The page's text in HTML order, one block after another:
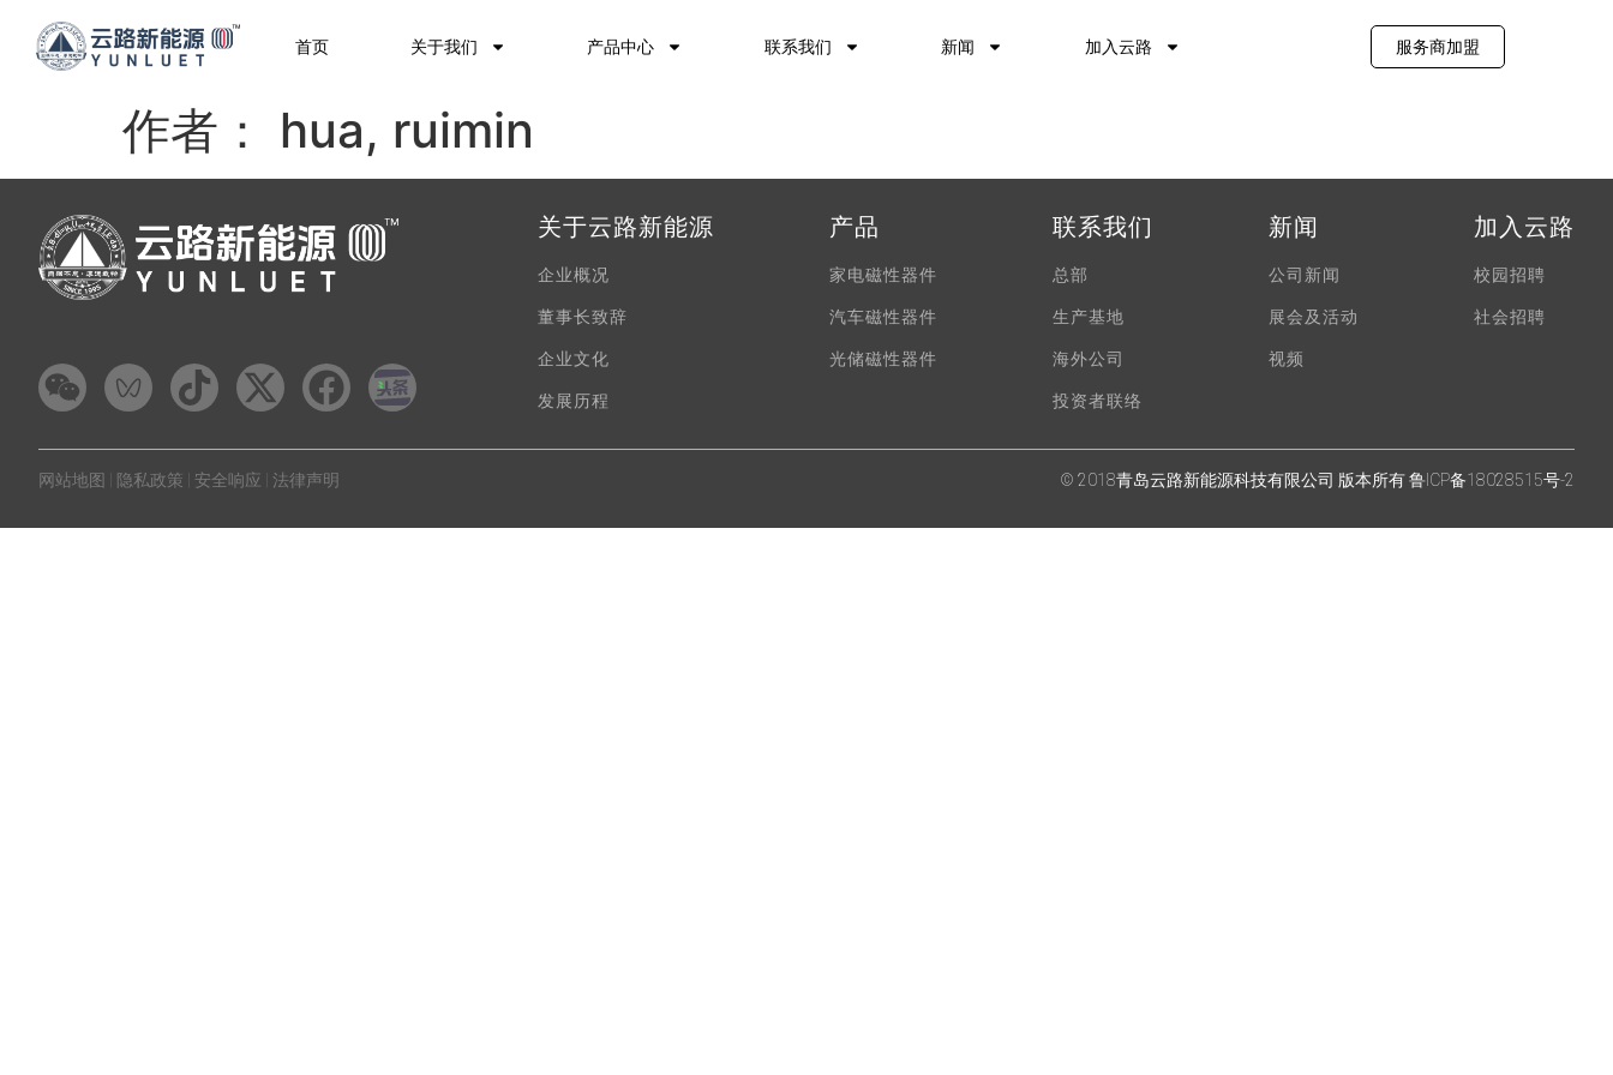
首页 关于我们 产品中心 联系我们 新闻 加入云路 服务商加盟
作者： hua, ruimin
关于云路新能源
企业概况
董事长致辞
企业文化
发展历程
产品
家电磁性器件
汽车磁性器件
光储磁性器件
联系我们
总部
生产基地
海外公司
投资者联络
新闻
公司新闻
展会及活动
视频
加入云路
校园招聘
社会招聘
网站地图 | 隐私政策 | 安全响应 | 法律声明 © 2018青岛云路新能源科技有限公司 版本所有鲁ICP备18028515号-2